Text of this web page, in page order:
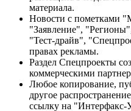
материала.
Новости с пометками
"Заявление",
"Тест-драйв",
правах рекламы.
Раздел Спецпроекты
коммерческими
Любое копирование,
другое
ссылку на "Интерфакс-